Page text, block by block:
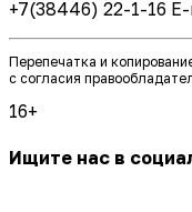
+7(38446) 22-1-16
Перепечатка и
с согласия
16+
Ищите нас в